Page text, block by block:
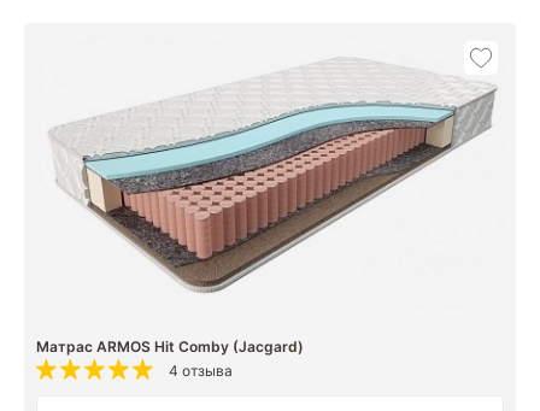
Матрас ARMOS Hit Comby (Jacgard)
4 отзыва